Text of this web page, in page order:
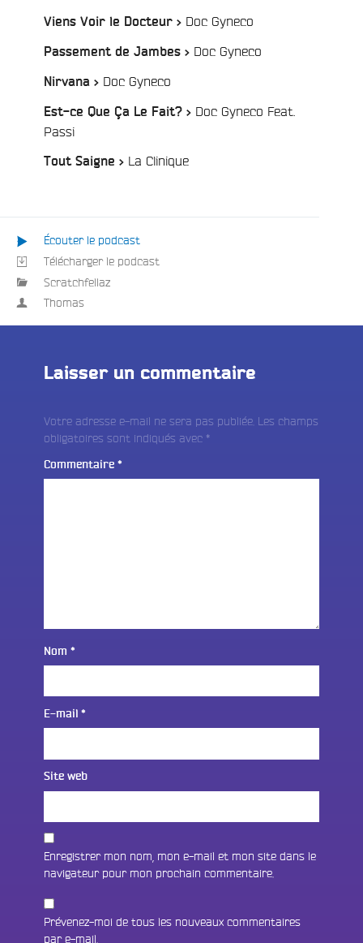
Viens Voir le Docteur > Doc Gyneco
Passement de Jambes > Doc Gyneco
Nirvana > Doc Gyneco
Est-ce Que Ça Le Fait? > Doc Gyneco Feat.
Passi/
Tout Saigne > La Clinique/
Écouter le podcast
Télécharger le podcast
Scratchfellaz
Thomas
Laisser un commentaire
Votre adresse e-mail ne sera pas publiée. Les champs
obligatoires sont indiqués avec *
Commentaire *
Nom *
E-mail *
Site web
Enregistrer mon nom, mon e-mail et mon site dans le
navigateur pour mon prochain commentaire.
Prévenez-moi de tous les nouveaux commentaires
par e-mail.